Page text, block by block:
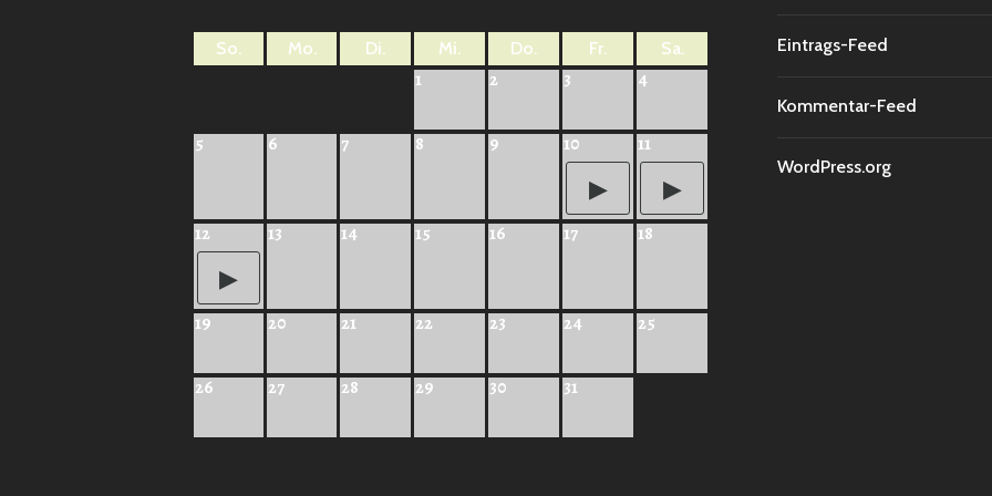
So. Mo. Di. Mi. Do. Fr. Sa.
1 2 3 4
5 6 7 8 9 10 11
12 13 14 15 16 17 18
19 20 21 22 23 24 25
26 27 28 29 30 31
Eintrags-Feed
Kommentar-Feed
WordPress.org